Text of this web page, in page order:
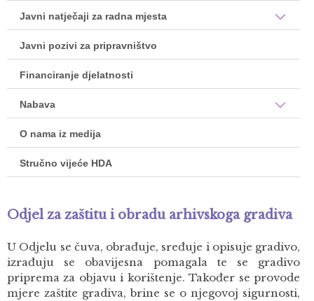
Javni natječaji za radna mjesta
Javni pozivi za pripravništvo
Financiranje djelatnosti
Nabava
O nama iz medija
Stručno vijeće HDA
Odjel za zaštitu i obradu arhivskoga gradiva
U Odjelu se čuva, obrađuje, sređuje i opisuje gradivo,
izrađuju se obavijesna pomagala te se gradivo
priprema za objavu i korištenje. Također se provode
mjere zaštite gradiva, brine se o njegovoj sigurnosti,